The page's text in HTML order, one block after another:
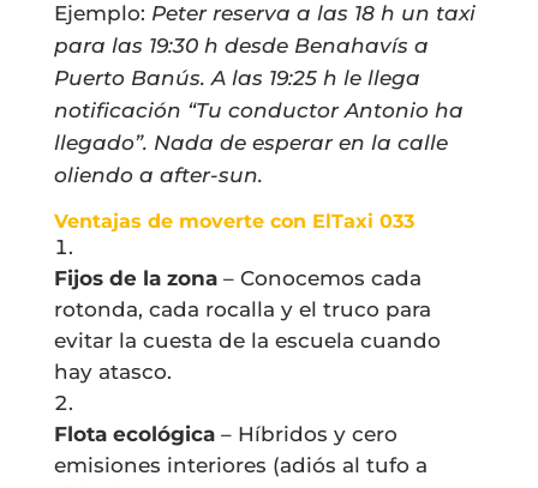
Ejemplo: Peter reserva a las 18 h un taxi
para las 19:30 h desde Benahavís a
Puerto Banús. A las 19:25 h le llega
notificación “Tu conductor Antonio ha
llegado”. Nada de esperar en la calle
oliendo a after-sun.
Ventajas de moverte con ElTaxi 033
Fijos de la zona– Conocemos cada
rotonda, cada rocalla y el truco para
evitar la cuesta de la escuela cuando
hay atasco.
Flota ecológica– Híbridos y cero
emisiones interiores (adiós al tufo a